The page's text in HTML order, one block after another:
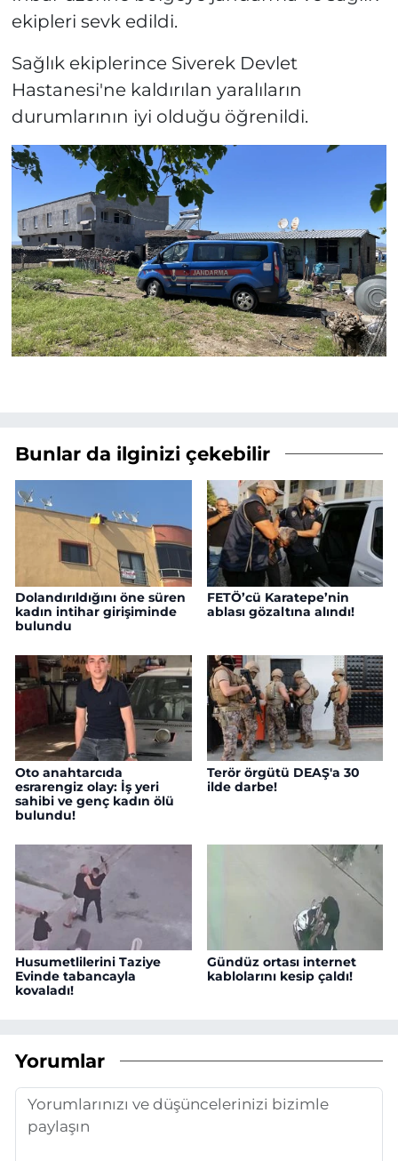
ekipleri sevk edildi.
Sağlık ekiplerince Siverek Devlet
Hastanesi'ne kaldırılan yaralıların
durumlarının iyi olduğu öğrenildi.
Bunlar da ilginizi çekebilir
Dolandırıldığını öne süren
kadın intihar girişiminde
bulundu
FETÖ’cü Karatepe’nin
ablası gözaltına alındı!
Oto anahtarcıda
esrarengiz olay: İş yeri
sahibi ve genç kadın ölü
bulundu!
Terör örgütü DEAŞ'a 30
ilde darbe!
Husumetlilerini Taziye
Evinde tabancayla
kovaladı!
Gündüz ortası internet
kablolarını kesip çaldı!
Yorumlar